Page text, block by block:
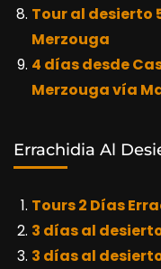
Tour al desierto
Merzouga
4 días desde
Merzouga vía
Errachidia Al
Tours 2 Días
3 días al
3 días al